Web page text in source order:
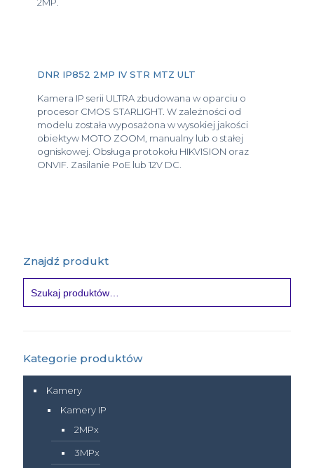
DNR IP852 2MP IV STR MTZ ULT
Kamera IP serii ULTRA zbudowana w oparciu o
procesor CMOS STARLIGHT. W zależności od
modelu została wyposażona w wysokiej jakości
obiektyw MOTO ZOOM, manualny lub o stałej
ogniskowej. Obsługa protokołu HIKVISION oraz
ONVIF. Zasilanie PoE lub 12V DC.
Znajdź produkt
Kategorie produktów
Kamery
Kamery IP
2MPx
3MPx